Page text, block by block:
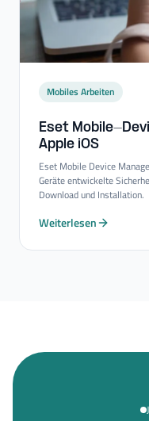
Mobiles Arbeiten
Eset Mobile-​
Apple iOS
Eset Mobile Device
Geräte entwickelte
Download und Installation.
Weiterlesen